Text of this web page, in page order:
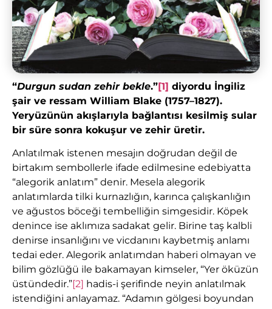
“Durgun sudan zehir bekle.”[1] diyordu İngiliz
şair ve ressam William Blake (1757–1827).
Yeryüzünün akışlarıyla bağlantısı kesilmiş sular
bir süre sonra kokuşur ve zehir üretir.
Anlatılmak istenen mesajın doğrudan değil de
birtakım sembollerle ifade edilmesine edebiyatta
“alegorik anlatım” denir. Mesela alegorik
anlatımlarda tilki kurnazlığın, karınca çalışkanlığın
ve ağustos böceği tembelliğin simgesidir. Köpek
denince ise aklımıza sadakat gelir. Birine taş kalbli
denirse insanlığını ve vicdanını kaybetmiş anlamı
tedai eder. Alegorik anlatımdan haberi olmayan ve
bilim gözlüğü ile bakamayan kimseler, “Yer öküzün
üstündedir.”[2] hadis-i şerifinde neyin anlatılmak
istendiğini anlayamaz. “Adamın gölgesi boyundan